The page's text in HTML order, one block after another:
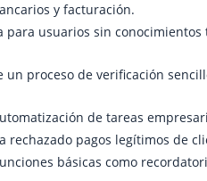
y facturación.
usuarios sin conocimientos
un proceso de verificación
de tareas
rechazado pagos legítimos de
básicas como